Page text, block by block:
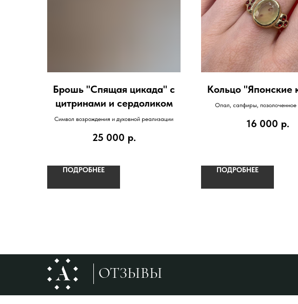
Брошь "Спящая цикада" с
цитринами и сердоликом
Символ возрождения и духовной реализации
25 000 р.
ПОДРОБНЕЕ
Кольцо "Японские
Опал, сапфиры, позолоченное
16 000 р.
ПОДРОБНЕЕ
ОТЗЫВЫ